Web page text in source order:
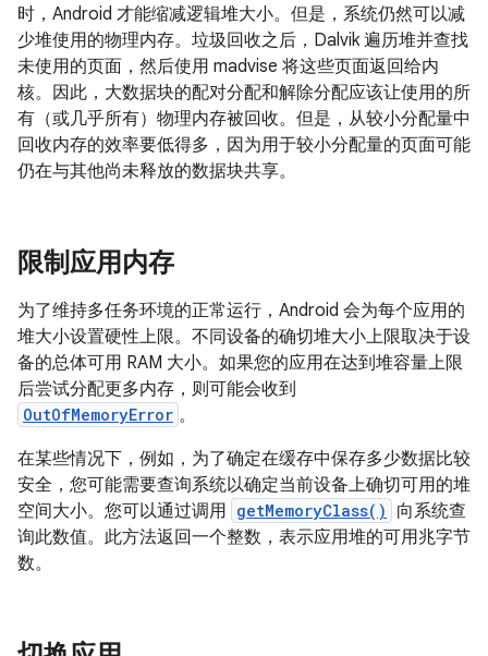
时，Android 才能缩减逻辑堆大小。但是，系统仍然可以减
少堆使用的物理内存。垃圾回收之后，Dalvik 遍历堆并查找
未使用的页面，然后使用 madvise 将这些页面返回给内
核。因此，大数据块的配对分配和解除分配应该让使用的所
有（或几乎所有）物理内存被回收。但是，从较小分配量中
回收内存的效率要低得多，因为用于较小分配量的页面可能
仍在与其他尚未释放的数据块共享。
限制应用内存
为了维持多任务环境的正常运行，Android 会为每个应用的
堆大小设置硬性上限。不同设备的确切堆大小上限取决于设
备的总体可用 RAM 大小。如果您的应用在达到堆容量上限
后尝试分配更多内存，则可能会收到
OutOfMemoryError 。
在某些情况下，例如，为了确定在缓存中保存多少数据比较
安全，您可能需要查询系统以确定当前设备上确切可用的堆
空间大小。您可以通过调用 getMemoryClass()
向系统查
询此数值。此方法返回一个整数，表示应用堆的可用兆字节
数。